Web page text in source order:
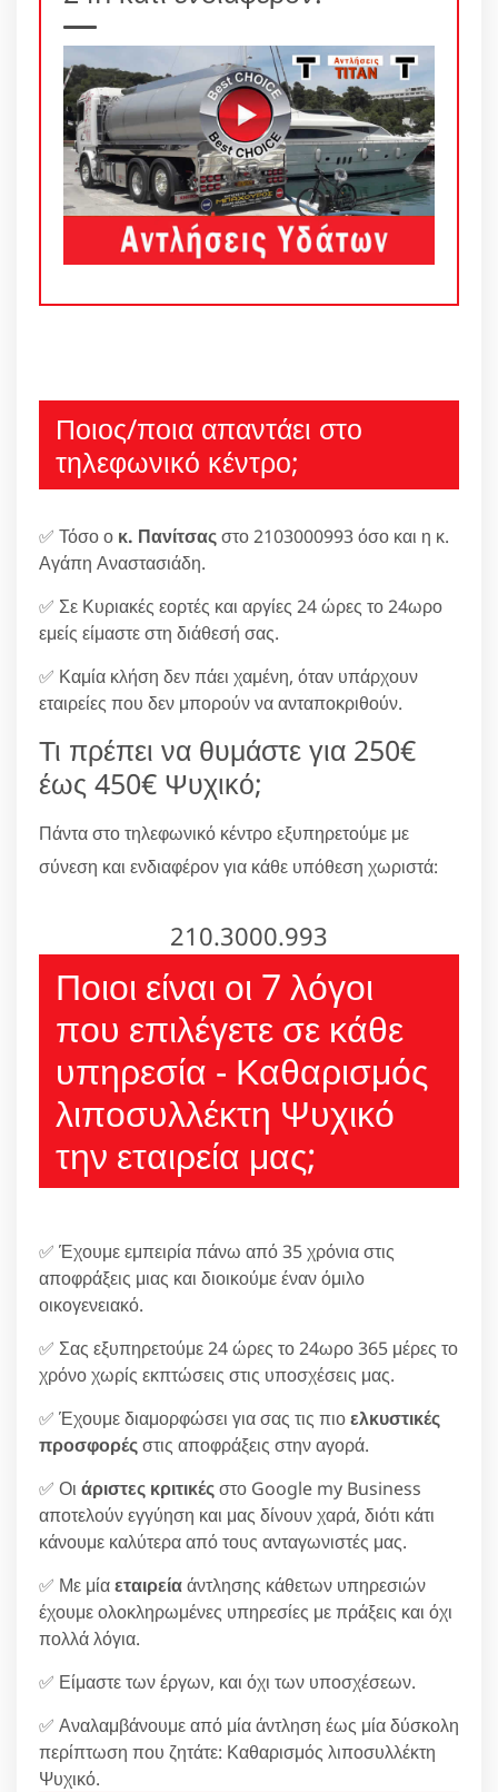
Ποιος/ποια απαντάει στο
τηλεφωνικό κέντρο;
✅ Τόσο ο κ. Πανίτσαςστο 2103000993 όσο και η κ.
Αγάπη Αναστασιάδη.
✅ Σε Κυριακές εορτές και αργίες 24 ώρες το 24ωρο
εμείς είμαστε στη διάθεσή σας.
✅ Καμία κλήση δεν πάει χαμένη, όταν υπάρχουν
εταιρείες που δεν μπορούν να ανταποκριθούν.
Τι πρέπει να θυμάστε για 250€
έως 450€ Ψυχικό;
Πάντα στο τηλεφωνικό κέντρο εξυπηρετούμε με
σύνεση και ενδιαφέρον για κάθε υπόθεση χωριστά:
210.3000.993
Ποιοι είναι οι 7 λόγοι
που επιλέγετε σε κάθε
υπηρεσία - Καθαρισμός
λιποσυλλέκτη Ψυχικό
την εταιρεία μας;
✅ Έχουμε εμπειρία πάνω από 35 χρόνια στις
αποφράξεις μιας και διοικούμε έναν όμιλο
οικογενειακό.
✅ Σας εξυπηρετούμε 24 ώρες το 24ωρο 365 μέρες το
χρόνο χωρίς εκπτώσεις στις υποσχέσεις μας.
✅ Έχουμε διαμορφώσει για σας τις πιοελκυστικές
προσφορέςστις αποφράξεις στην αγορά.
✅ Οι άριστες κριτικέςστο Google my Business
αποτελούν εγγύηση και μας δίνουν χαρά, διότι κάτι
κάνουμε καλύτερα από τους ανταγωνιστές μας.
✅ Με μίαεταιρείαάντλησης κάθετων υπηρεσιών
έχουμε ολοκληρωμένες υπηρεσίες με πράξεις και όχι
πολλά λόγια.
✅ Είμαστε των έργων, και όχι των υποσχέσεων.
✅ Αναλαμβάνουμε από μία άντληση έως μία δύσκολη
περίπτωση που ζητάτε: Καθαρισμός λιποσυλλέκτη
Ψυχικό.